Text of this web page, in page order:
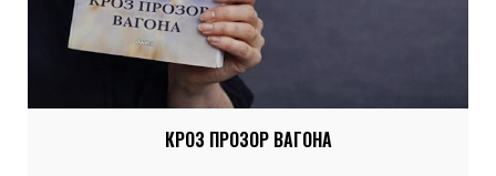
КРОЗ ПРОЗОР ВАГОНА